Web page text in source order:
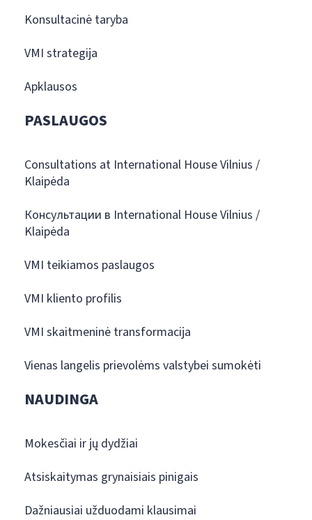
Konsultacinė taryba
VMI strategija
Apklausos
PASLAUGOS
Consultations at International House Vilnius /
Klaipėda
Консультации в International House Vilnius /
Klaipėda
VMI teikiamos paslaugos
VMI kliento profilis
VMI skaitmeninė transformacija
Vienas langelis prievolėms valstybei sumokėti
NAUDINGA
Mokesčiai ir jų dydžiai
Atsiskaitymas grynaisiais pinigais
Dažniausiai užduodami klausimai